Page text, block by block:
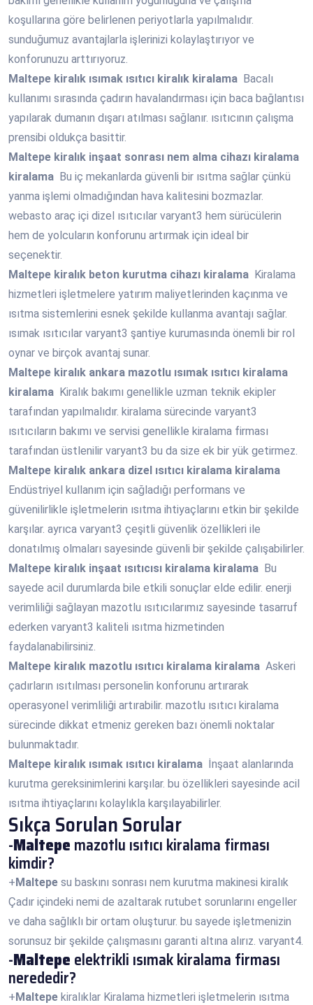
koşullarına göre belirlenen periyotlarla yapılmalıdır.
sunduğumuz avantajlarla işlerinizi kolaylaştırıyor ve
konforunuzu arttırıyoruz.
Maltepe kiralık ısımak ısıtıcı kiralık kiralama Bacalı
kullanımı sırasında çadırın havalandırması için baca bağlantısı
yapılarak dumanın dışarı atılması sağlanır. ısıtıcının çalışma
prensibi oldukça basittir.
Maltepe kiralık inşaat sonrası nem alma cihazı kiralama
kiralama Bu iç mekanlarda güvenli bir ısıtma sağlar çünkü
yanma işlemi olmadığından hava kalitesini bozmazlar.
webasto araç içi dizel ısıtıcılar varyant3 hem sürücülerin
hem de yolcuların konforunu artırmak için ideal bir
seçenektir.
Maltepe kiralık beton kurutma cihazı kiralama Kiralama
hizmetleri işletmelere yatırım maliyetlerinden kaçınma ve
ısıtma sistemlerini esnek şekilde kullanma avantajı sağlar.
ısımak ısıtıcılar varyant3 şantiye kurumasında önemli bir rol
oynar ve birçok avantaj sunar.
Maltepe kiralık ankara mazotlu ısımak ısıtıcı kiralama
kiralama Kiralık bakımı genellikle uzman teknik ekipler
tarafından yapılmalıdır. kiralama sürecinde varyant3
ısıtıcıların bakımı ve servisi genellikle kiralama firması
tarafından üstlenilir varyant3 bu da size ek bir yük getirmez.
Maltepe kiralık ankara dizel ısıtıcı kiralama kiralama
Endüstriyel kullanım için sağladığı performans ve
güvenilirlikle işletmelerin ısıtma ihtiyaçlarını etkin bir şekilde
karşılar. ayrıca varyant3 çeşitli güvenlik özellikleri ile
donatılmış olmaları sayesinde güvenli bir şekilde çalışabilirler.
Maltepe kiralık inşaat ısıtıcısı kiralama kiralama Bu
sayede acil durumlarda bile etkili sonuçlar elde edilir. enerji
verimliliği sağlayan mazotlu ısıtıcılarımız sayesinde tasarruf
ederken varyant3 kaliteli ısıtma hizmetinden
faydalanabilirsiniz.
Maltepe kiralık mazotlu ısıtıcı kiralama kiralama Askeri
çadırların ısıtılması personelin konforunu artırarak
operasyonel verimliliği artırabilir. mazotlu ısıtıcı kiralama
sürecinde dikkat etmeniz gereken bazı önemli noktalar
bulunmaktadır.
Maltepe kiralık ısımak ısıtıcı kiralama İnşaat alanlarında
kurutma gereksinimlerini karşılar. bu özellikleri sayesinde acil
ısıtma ihtiyaçlarını kolaylıkla karşılayabilirler.
Sıkça Sorulan Sorular
-Maltepe mazotlu ısıtıcı kiralama firması
kimdir?
+ Maltepe su baskını sonrası nem kurutma makinesi kiralık
Çadır içindeki nemi de azaltarak rutubet sorunlarını engeller
ve daha sağlıklı bir ortam oluşturur. bu sayede işletmenizin
sorunsuz bir şekilde çalışmasını garanti altına alırız. varyant4.
-Maltepe elektrikli ısımak kiralama firması
nerededir?
+ Maltepe kiralıklar Kiralama hizmetleri işletmelerin ısıtma